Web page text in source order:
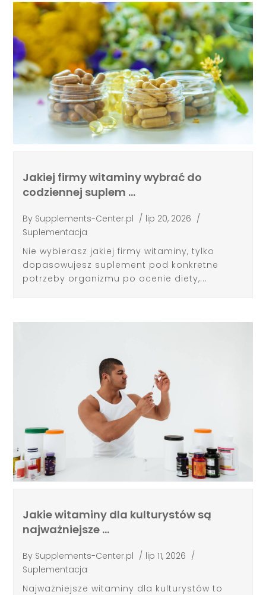
Jakiej firmy witaminy wybrać do
codziennej suplem …
By Supplements-Center.pl / lip 20, 2026 /
Suplementacja
Nie wybierasz jakiej firmy witaminy, tylko
dopasowujesz suplement pod konkretne
potrzeby organizmu po ocenie diety,...
Jakie witaminy dla kulturystów są
najważniejsze …
By Supplements-Center.pl / lip 11, 2026 /
Suplementacja
Najważniejsze witaminy dla kulturystów to